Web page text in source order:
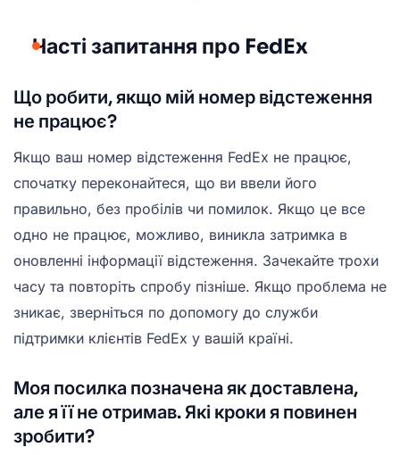
Часті запитання про FedEx
Що робити, якщо мій номер відстеження
не працює?
Якщо ваш номер відстеження FedEx не працює,
спочатку переконайтеся, що ви ввели його
правильно, без пробілів чи помилок. Якщо це все
одно не працює, можливо, виникла затримка в
оновленні інформації відстеження. Зачекайте трохи
часу та повторіть спробу пізніше. Якщо проблема не
зникає, зверніться по допомогу до служби
підтримки клієнтів FedEx у вашій країні.
Моя посилка позначена як доставлена,
але я її не отримав. Які кроки я повинен
зробити?